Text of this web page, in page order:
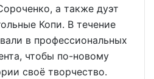
а также дуэт
Копи. В течение
в профессиональных
чтобы по-новому
своё творчество.